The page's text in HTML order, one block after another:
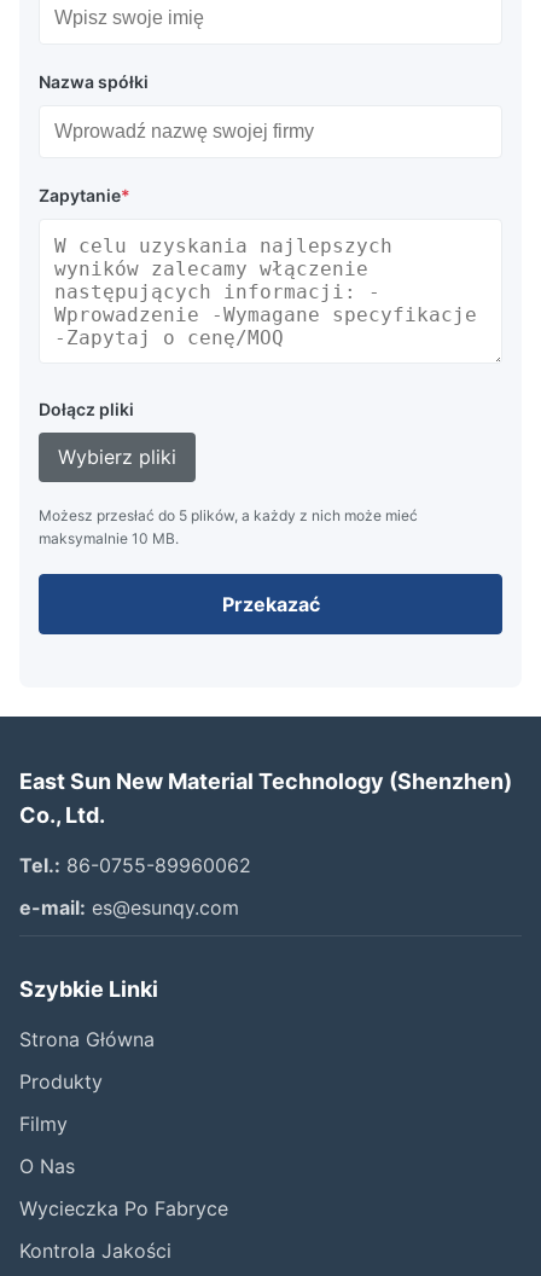
Nazwa spółki
Zapytanie*
Dołącz pliki
Wybierz pliki
Możesz przesłać do 5 plików, a każdy z nich może mieć
maksymalnie 10 MB.
Przekazać
East Sun New Material Technology (Shenzhen)
Co., Ltd.
Tel.: 86-0755-89960062
e-mail: es@esunqy.com
Szybkie Linki
Strona Główna
Produkty
Filmy
O Nas
Wycieczka Po Fabryce
Kontrola Jakości